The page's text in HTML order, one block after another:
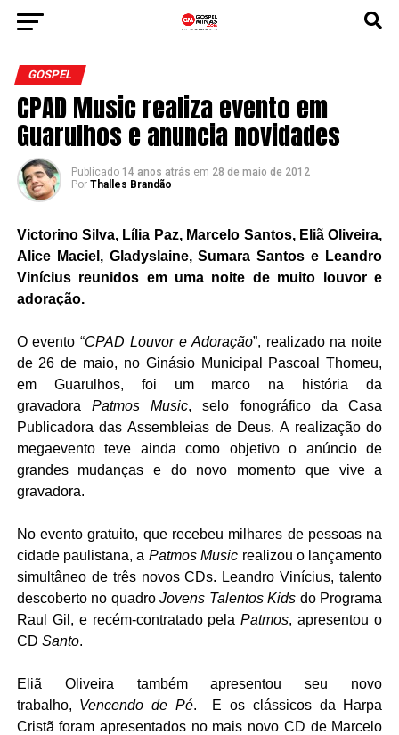
GOSPEL
CPAD Music realiza evento em
Guarulhos e anuncia novidades
Publicado 14 anos atrás em 28 de maio de 2012
Por Thalles Brandão
Victorino Silva, Lília Paz, Marcelo Santos, Eliã Oliveira,
Alice Maciel, Gladyslaine, Sumara Santos e Leandro
Vinícius reunidos em uma noite de muito louvor e
adoração.
O evento “CPAD Louvor e Adoração”, realizado na noite
de 26 de maio, no Ginásio Municipal Pascoal Thomeu,
em Guarulhos, foi um marco na história da
gravadora Patmos Music, selo fonográfico da Casa
Publicadora das Assembleias de Deus. A realização do
megaevento teve ainda como objetivo o anúncio de
grandes mudanças e do novo momento que vive a
gravadora.
No evento gratuito, que recebeu milhares de pessoas na
cidade paulistana, a Patmos Music realizou o lançamento
simultâneo de três novos CDs. Leandro Vinícius, talento
descoberto no quadroJovens Talentos Kids do Programa
Raul Gil, e recém-contratado pelaPatmos, apresentou o
CD Santo.
Eliã Oliveira também apresentou seu novo
trabalho, Vencendo de Pé. E os clássicos da Harpa
Cristã foram apresentados no mais novo CD de Marcelo